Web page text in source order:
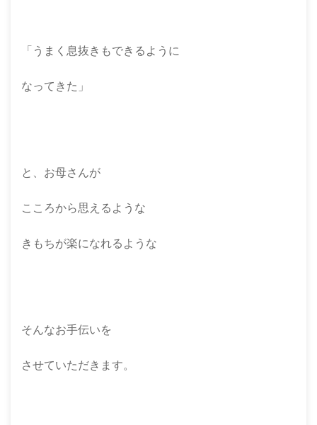
「うまく息抜きもできるように
なってきた」
と、お母さんが
こころから思えるような
きもちが楽になれるような
そんなお手伝いを
させていただきます。